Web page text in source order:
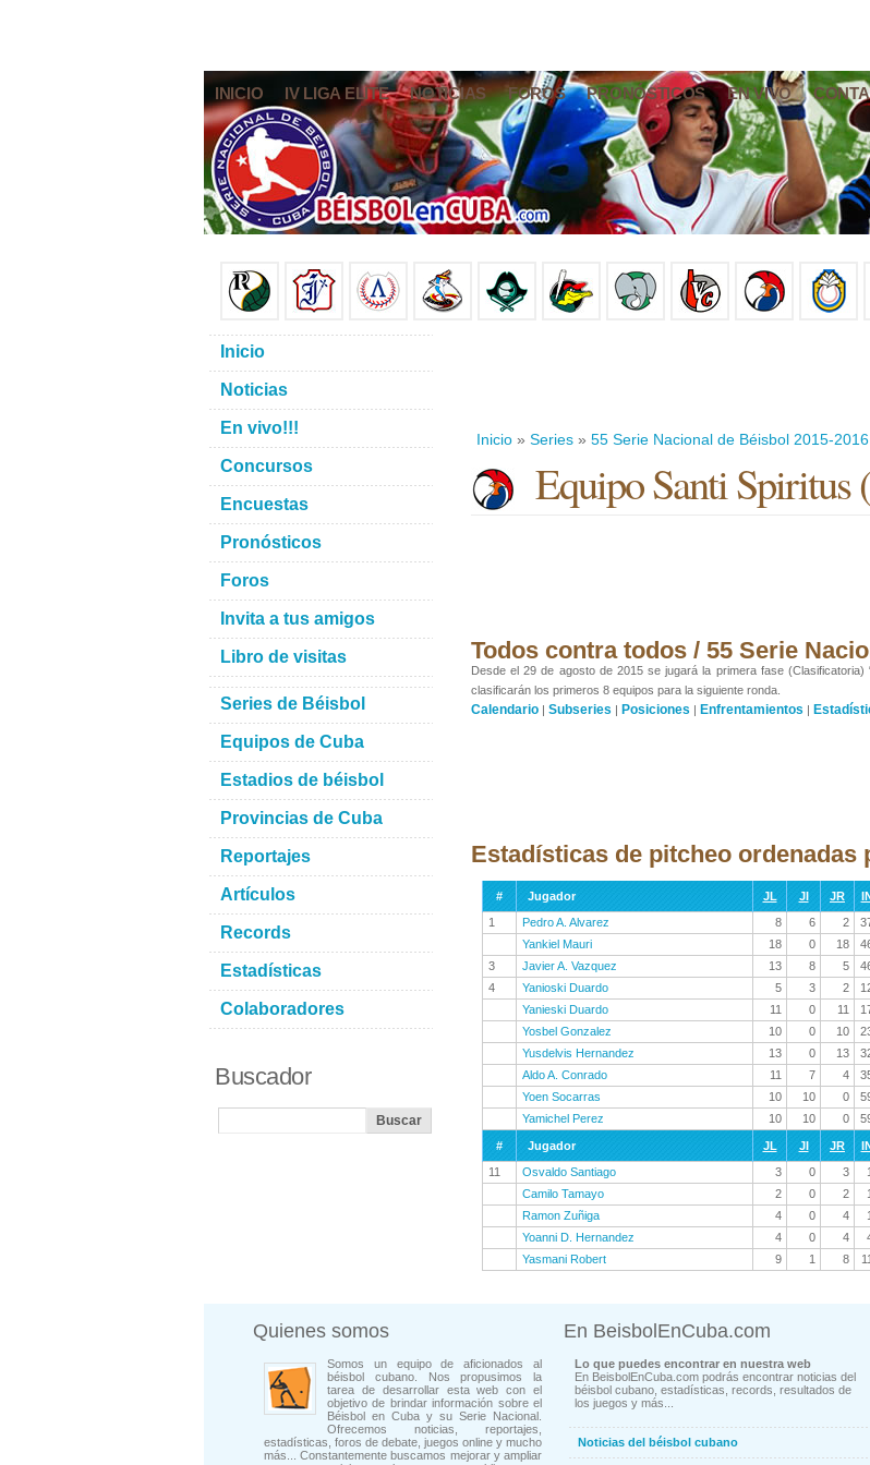
INICIO IV LIGA ELITE NOTICIAS FOROS PRONÓSTICOS EN VIVO
Inicio » Series » 55 Serie Nacional de Béisbol 2015-2016
Equipo Santi Spiritus
Todos contra todos / 55 Serie
Desde el 29 de agosto de 2015 se jugará la primera fase
clasificarán los primeros 8 equipos para la siguiente ronda.
Calendario | Subseries | Posiciones | Enfrentamientos |
Estadísticas de pitcheo ordenadas
# Jugador JL JI JR
1
Pedro A. Alvarez 8 6 2
Yankiel Mauri
18 0 18
3
Javier A. Vazquez 13 8 5
4
Yanioski Duardo 5 3 2
Yanieski Duardo
11 0 11
Yosbel Gonzalez
10 0 10
Yusdelvis Hernandez
13 0 13
Aldo A. Conrado
11 7 4
Yoen Socarras
10 10 0
Yamichel Perez
10 10 0
# Jugador JL JI JR
11
Osvaldo Santiago 3 0 3
Camilo Tamayo
2 0 2
Ramon Zuñiga
4 0 4
Yoanni D. Hernandez
4 0 4
Yasmani Robert
9 1 8
Inicio
Noticias
En vivo!!!
Concursos
Encuestas
Pronósticos
Foros
Invita a tus amigos
Libro de visitas
Series de Béisbol
Equipos de Cuba
Estadios de béisbol
Provincias de Cuba
Reportajes
Artículos
Records
Estadísticas
Colaboradores
Buscador
Quienes somos
Somos un equipo de aficionados al
béisbol cubano. Nos propusimos la
tarea de desarrollar esta web con el
objetivo de brindar información sobre el
Béisbol en Cuba y su Serie Nacional.
Ofrecemos noticias, reportajes,
estadísticas, foros de debate, juegos online y mucho
más... Constantemente buscamos mejorar y ampliar
En BeisbolEnCuba.com
Lo que puedes encontrar en nuestra web
En BeisbolEnCuba.com podrás encontrar noticias del
béisbol cubano, estadísticas, records, resultados de
los juegos y más...
Noticias del béisbol cubano